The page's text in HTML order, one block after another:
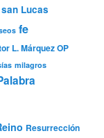
Lucas
fe
L. Márquez OP
milagros
Resurrección